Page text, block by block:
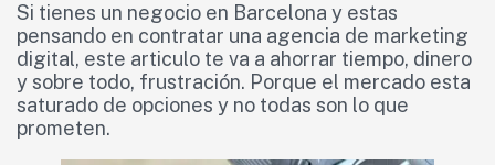
Si tienes un negocio en Barcelona y estas
pensando en contratar una agencia de marketing
digital, este articulo te va a ahorrar tiempo, dinero
y sobre todo, frustración. Porque el mercado esta
saturado de opciones y no todas son lo que
prometen.